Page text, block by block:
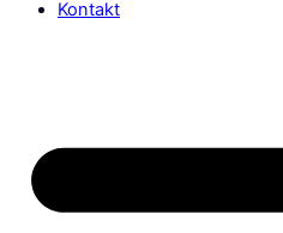
Kontakt